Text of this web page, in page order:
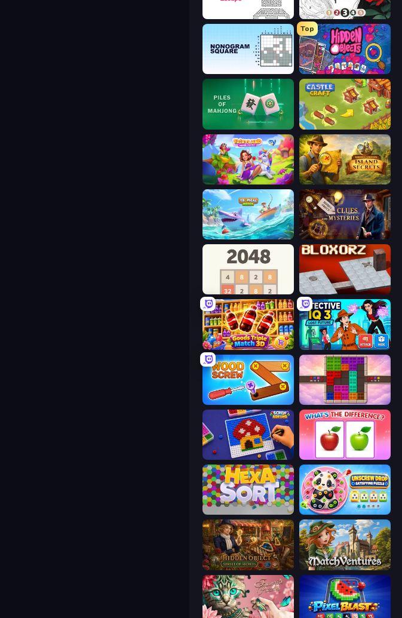
Arrow Escape Numicolor
Top
Hidden Objects
Piles of Mahjong Castle Craft
Fairyland Merge & Magic Hidden Objects: Island Secrets
Tropical Merge Hidden Object: Clues and Mysteries
2048 Bloxorz
Goods Triple Match 3D Detective IQ 3
Wood Screw: Bolts Puzzle Color Cube Puzzle
Screw Sorting What's The Difference?
Unscrew Drop: Satisfying Puzzle
Hidden Object: Street Of Secrets MatchVentures